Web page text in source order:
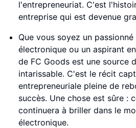
l'entrepreneuriat. C'est
entreprise qui est devenue
Que vous soyez un
électronique ou un aspirant
de FC Goods est une source
intarissable. C'est le récit
entrepreneuriale pleine de
succès. Une chose est sûre :
continuera à briller dans le
électronique.